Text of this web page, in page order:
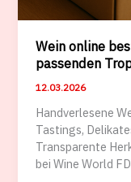
Wein online
passenden
12.03.2026
Handverlesene
Tastings,
Transparente
bei Wine World